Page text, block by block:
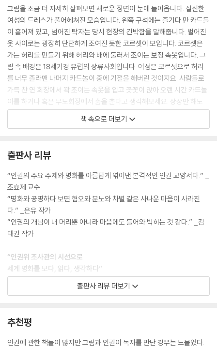
1 폭염에서의 생존권
[궁금해요] 기후 위기와 인권 | 그레타 툰베라 | 환경권
2 맞아도 되는 사람은 없다
[궁금해요] 아동·청소년의 생명·생존과 발달의 권리 | 아동 최선의 이익 원
칙 | 놀 권리
3 전쟁과 평화 그리고 인간
[궁금해요] 〈유엔헌장〉
4 존엄하게 삶을 영위할 수 있도록
[궁금해요] 성매매 여성 지원 사업 | 유엔여성기구 | 여성 혐오
5 죄지은 사람에게도 인권은 있다
6 누구나 노인이 된다
[궁금해요] 대한민국의 노인 빈곤과 자살 | 노인 인권
세계인권선언
출처와 참고문헌
그림을 조금 더 자세히 살펴보면 새로운 장면이 눈에 들어옵니다. 실신한
여성의 드레스가 풀어헤쳐진 모습입니다. 왼쪽 구석에는 즐기다 만 카드들
이 흩어져 있고, 넘어진 탁자는 당시 현장의 긴박함을 말해줍니다. 벌어진
옷 사이로는 굉장히 단단하게 조여진 듯한 코르셋이 보입니다. 코르셋은
가는 허리를 만들기 위해 허리와 배에 둘러서 조이는 보정 속옷입니다. 그
림 속 배경은 18세기경 유럽의 상류사회입니다. 여성은 코르셋으로 허리
를 너무 졸라맨 나머지 카드놀이 중에 기절을 해버린 것이지요. 사람들로
가득 찬 연 회장에서 꽉 조이는 속옷을 입고 꼿꼿이 앉아 오랜 시간 카드놀
이를 하거나 혹은 무도회장에서 춤을 춘다고 생각해보세요. 상상만 해도
답답해지는 것 같지 않은가요?
ntzenius, 1864~1925)가 거리의 성냥팔이 소녀를 그린 것입니다. 소녀
는 매우 지치고 힘들어 보입니다. 때 묻은 옷을 입고 목발을 짚은 소녀는 추
위 때문인지 배고픔 때문인지는 모르겠지만 잔뜩 찌푸린 채 턱을 몸 안으
로 깊숙이 파묻었습니다. 목에는 몇 개 남지 않은 성냥통이 든 바구니를 걸
고 있습니다. 우리가 동화 속에 서 보던 예쁘장하고 가녀린 성냥팔이 소녀
의 모습과는 사뭇 다르지요. 19세기 전후에 그려진 삽화들 중에는 성냥팔
이 소녀를 소재로 한 것이 꽤 많습니다. 그중에서도 이 작품이 가장 사실적
--- p.46
아동 노동에 대한 인식의 변화는 20세기를 전후해 생겨나기 시작했습니
다. 이제 대부분의 국가가 아동 노동을 금지하고 있습니다. 국제노동기구(I
LO)는 만 13세 미만 어린이의 노동, 어린이의 안전을 위협하는 노동을 금
착취당해서는 안 되며, 건강과 발달을 위협하고 교육에 지장을 주는 유해
세계 곳곳에는 강제 노동의 현장으로 내몰린 아동들이 존재합니다. 파키스
책 속으로 더보기
출판사 리뷰
“인권의 주요 주제와 명화를 아름답게 엮어낸 본격적인 인권 교양서다.” _
조효제 교수
“명화와 공명하다 보면 혐오와 분노와 차별 같은 사나운 마음이 사라진
다.” _은유 작가
“인권의 개념이 내 머리뿐 아니라 마음에도 들어와 박히는 것 같다.” _김
태권 작가
“인권위 조사관의 시선으로
세계 명화를 보다, 읽다, 생각하다”
피카소, 들라크루아, 고흐의 작품을 비롯해
그 속에서 인권의 역사, 개념, 연관 사건들을 읽어냄으로써,
우리가 존중받아야 할 기본 권리들을 세심하게 짚은 본격 인권 교양서!
출판사 리뷰 더보기
추천평
인권에 관한 책들이 많지만 그림과 인권이 독자를 만난 경우는 드물었다.